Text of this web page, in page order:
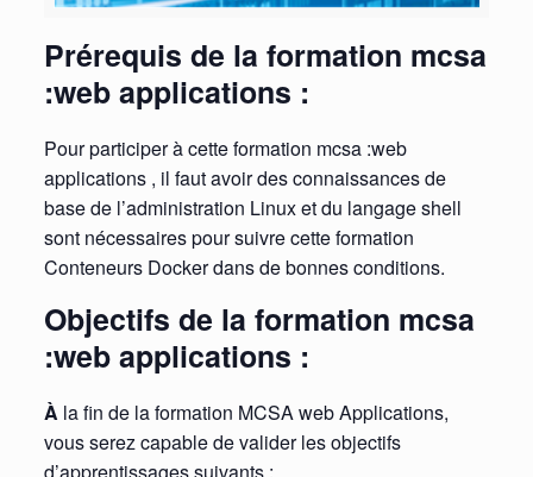
Prérequis de la formation mcsa
:web applications :
Pour participer à cette formation mcsa :web
applications , il faut avoir des connaissances de
base de l’administration Linux et du langage shell
sont nécessaires pour suivre cette formation
Conteneurs Docker dans de bonnes conditions.
Objectifs de la formation mcsa
:web applications :
À la fin de la formation MCSA web Applications,
vous serez capable de valider les objectifs
d’apprentissages suivants :